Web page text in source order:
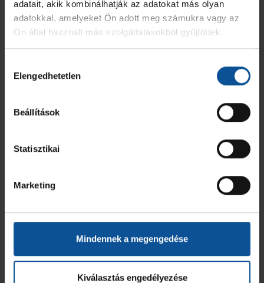
adatait, akik kombinálhatják az adatokat más olyan
adatokkal, amelyeket Ön adott meg számukra vagy az
Ön által használt más szolgáltatásokból gyűjtöttek.
kiválasztása
Elengedhetetlen
Beállítások
Statisztikai
Marketing
Mindennek a megengedése
Kiválasztás engedélyezése